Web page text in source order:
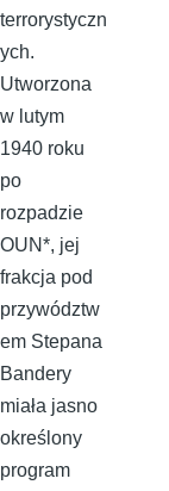
terrorystyczn
ych.
Utworzona
w lutym
1940 roku
po
rozpadzie
OUN*, jej
frakcja pod
przywództw
em Stepana
Bandery
miała jasno
określony
program